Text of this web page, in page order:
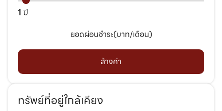
1 ปี
ยอดผ่อนชำระ(บาท/เดือน)
ล้างค่า
ทรัพย์ที่อยู่ใกล้เคียง